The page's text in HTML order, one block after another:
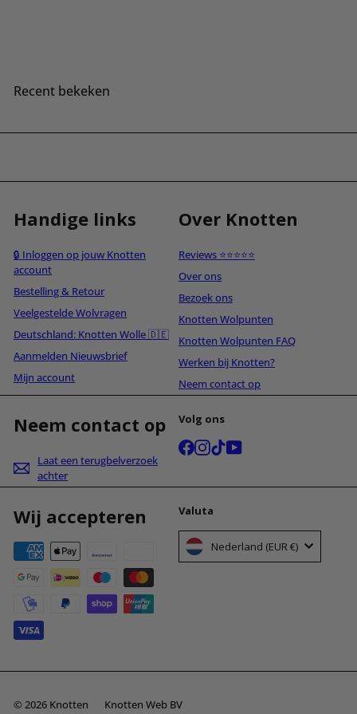
Recent bekeken
Handige links
🔒 Inloggen op jouw Knotten
account
Bestelling & Retour
Veelgestelde Wolvragen
Deutschland: Knotten Wolle 🇩🇪
Aanmelden Nieuwsbrief
Mijn account
Over Knotten
Reviews ⭐⭐⭐⭐⭐
Over ons
Bezoek ons
Knotten Wolpunten
Knotten Wolpunten FAQ
Werken bij Knotten?
Neem contact op
Neem contact op
Laat een terugbelverzoek
achter
Volg ons
Facebook
Instagram
TikTokYouTube
Wij accepteren Valuta
Nederland (EUR €)
© 2026 Knotten Knotten Web BV